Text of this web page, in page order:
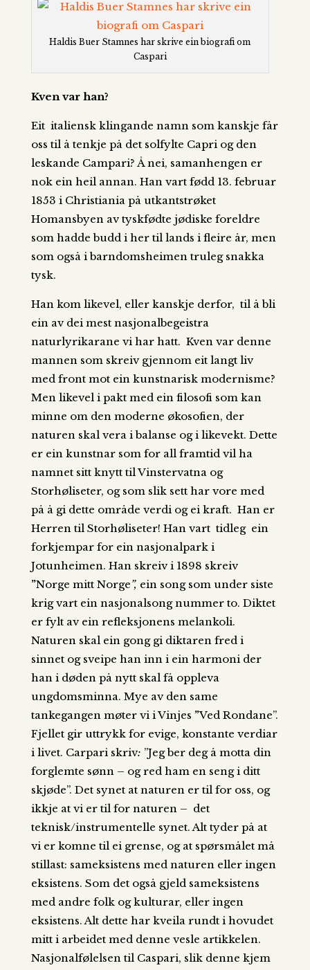
Haldis Buer Stamnes har skrive ein biografi om
Caspari
Kven var han?
Eit italiensk klingande namn som kanskje får
oss til å tenkje på det solfylte Capri og den
leskande Campari? Å nei, samanhengen er
nok ein heil annan. Han vart fødd 13. februar
1853 i Christiania på utkantstrøket
Homansbyen av tyskfødte jødiske foreldre
som hadde budd i her til lands i fleire år, men
som også i barndomsheimen truleg snakka
tysk.
Han kom likevel, eller kanskje derfor, til å bli
ein av dei mest nasjonalbegeistra
naturlyrikarane vi har hatt. Kven var denne
mannen som skreiv gjennom eit langt liv
med front mot ein kunstnarisk modernisme?
Men likevel i pakt med ein filosofi som kan
minne om den moderne økosofien, der
naturen skal vera i balanse og i likevekt. Dette
er ein kunstnar som for all framtid vil ha
namnet sitt knytt til Vinstervatna og
Storhøliseter, og som slik sett har vore med
på å gi dette område verdi og ei kraft. Han er
Herren til Storhøliseter! Han vart tidleg ein
forkjempar for ein nasjonalpark i
Jotunheimen. Han skreiv i 1898 skreiv
”Norge mitt Norge”, ein song som under siste
krig vart ein nasjonalsong nummer to. Diktet
er fylt av ein refleksjonens melankoli.
Naturen skal ein gong gi diktaren fred i
sinnet og sveipe han inn i ein harmoni der
han i døden på nytt skal få oppleva
ungdomsminna. Mye av den same
tankegangen møter vi i Vinjes ”Ved Rondane”.
Fjellet gir uttrykk for evige, konstante verdiar
i livet. Carpari skriv: ”Jeg ber deg å motta din
forglemte sønn – og red ham en seng i ditt
skjøde”. Det synet at naturen er til for oss, og
ikkje at vi er til for naturen – det
teknisk/instrumentelle synet. Alt tyder på at
vi er komne til ei grense, og at spørsmålet må
stillast: sameksistens med naturen eller ingen
eksistens. Som det også gjeld sameksistens
med andre folk og kulturar, eller ingen
eksistens. Alt dette har kveila rundt i hovudet
mitt i arbeidet med denne vesle artikkelen.
Nasjonalfølelsen til Caspari, slik denne kjem